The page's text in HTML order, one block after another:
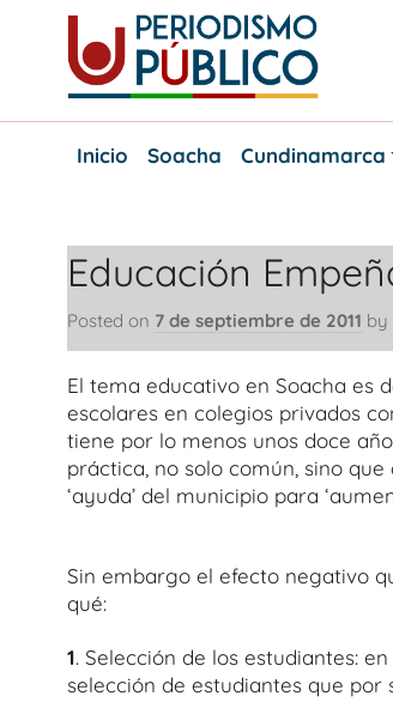
content
Periodismo
Noticias
Bogotá
y
Inicio
Soacha Cundinamarca
Educación
Posted on 7 de septiembre de 2011 by
El tema educativo en Soacha es
escolares en colegios privados
tiene por lo menos unos doce
práctica, no solo común, sino
‘ayuda’ del municipio para
Sin embargo el efecto negativo
qué:
1. Selección de los estudiantes:
selección de estudiantes que por